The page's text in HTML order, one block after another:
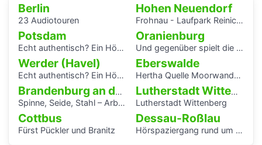
Berlin
23 Audiotouren
Hohen Neuendorf
Frohnau - Laufpark Reinickendorf
Potsdam
Echt authentisch? Ein Hörspaziergang durch Potsdams Mitte
Oranienburg
Und gegenüber spielt die Blaskapelle
Werder (Havel)
Echt authentisch? Ein Hörspaziergang durch Potsdams Mitte
Eberswalde
Hertha Quelle Moorwanderung
Brandenburg an der Havel
Spinne, Seide, Stahl – Arbeit und Kunst in Brandenburg.
Lutherstadt Wittenberg
Lutherstadt Wittenberg
Cottbus
Fürst Pückler und Branitz
Dessau-Roßlau
Hörspaziergang rund um die Laubenganghäuser der Bauhaussiedlung Törten